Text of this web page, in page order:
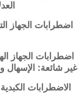
اضطرابات الجهاز
اضطرابات الجهاز
غير شائعة:
الاضطرابات